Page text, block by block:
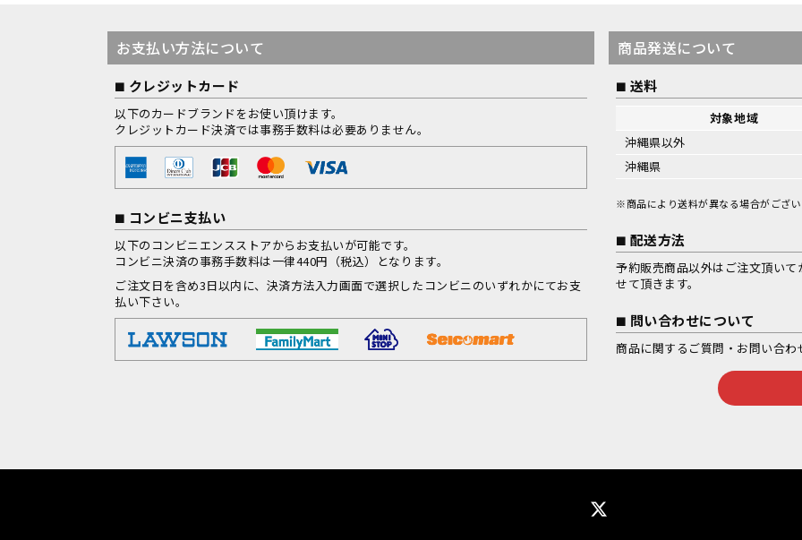
お支払い方法について
クレジットカード
以下のカードブランドをお使い頂けます。
クレジットカード決済では事務手数料は必要ありません。
コンビニ支払い
以下のコンビニエンスストアからお支払いが可能です。
コンビニ決済の事務手数料は一律440円（税込）となります。
ご注文日を含め3日以内に、決済方法入力画面で選択したコンビニのいずれかにてお支
払い下さい。
商品発送について
送料
対象地域
沖縄県以外
沖縄県
※商品により送料が異なる場合がござ
配送方法
予約販売商品以外はご注文頂い
せて頂きます。
問い合わせについて
商品に関するご質問・お問い合